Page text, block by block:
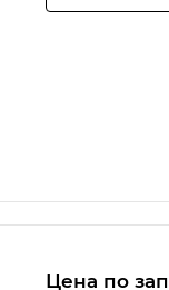
Цена по зап